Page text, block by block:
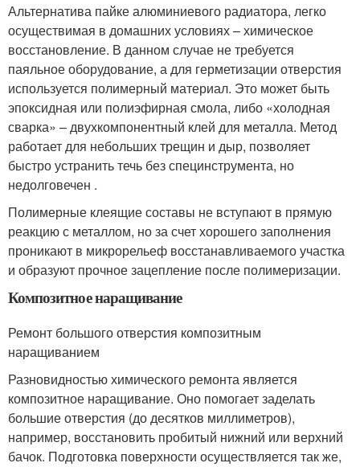
Альтернатива пайке алюминиевого радиатора, легко
осуществимая в домашних условиях – химическое
восстановление. В данном случае не требуется
паяльное оборудование, а для герметизации отверстия
используется полимерный материал. Это может быть
эпоксидная или полиэфирная смола, либо «холодная
сварка» – двухкомпонентный клей для металла. Метод
работает для небольших трещин и дыр, позволяет
быстро устранить течь без специнструмента, но
недолговечен .
Полимерные клеящие составы не вступают в прямую
реакцию с металлом, но за счет хорошего заполнения
проникают в микрорельеф восстанавливаемого участка
и образуют прочное зацепление после полимеризации.
Композитное наращивание
Ремонт большого отверстия композитным
наращиванием
Разновидностью химического ремонта является
композитное наращивание. Оно помогает заделать
большие отверстия (до десятков миллиметров),
например, восстановить пробитый нижний или верхний
бачок. Подготовка поверхности осуществляется так же,